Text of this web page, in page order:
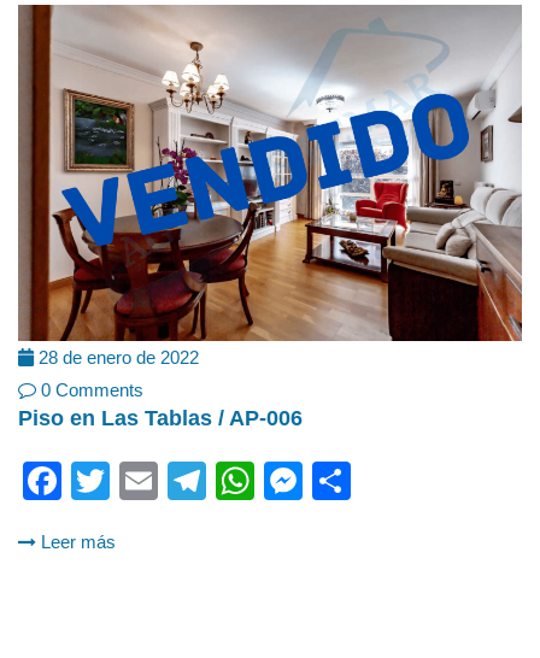
28 de enero de 2022
0 Comments
Piso en Las Tablas / AP-006
Facebook
Twitter
EmailTelegram
WhatsApp
Messenger
Leer más